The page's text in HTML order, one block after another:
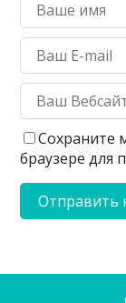
Сохраните
браузере для